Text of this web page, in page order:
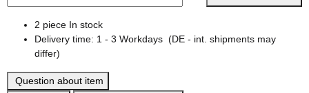
2 piece In stock
Delivery time: 1 - 3 Workdays (DE - int. shipments may
differ)
Question about item